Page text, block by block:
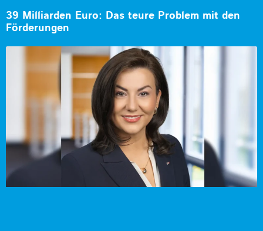
39 Milliarden Euro: Das teure Problem mit den
Förderungen